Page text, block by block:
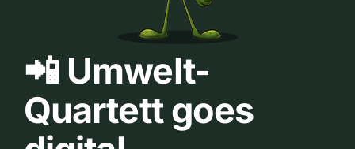
📲 Umwelt-
Quartett goes